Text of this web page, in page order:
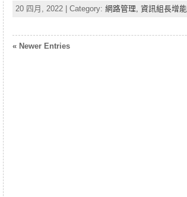
20 四月, 2022 | Category: 網路管理, 資訊組長增能
« Newer Entries